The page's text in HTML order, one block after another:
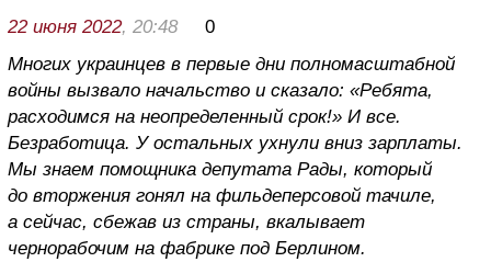
22 июня 2022, 20:48
0
Многих украинцев в первые дни полномасштабной
войны вызвало начальство и сказало: «Ребята,
расходимся на неопределенный срок!» И все.
Безработица. У остальных ухнули вниз зарплаты.
Мы знаем помощника депутата Рады, который
до вторжения гонял на фильдеперсовой тачиле,
а сейчас, сбежав из страны, вкалывает
чернорабочим на фабрике под Берлином.